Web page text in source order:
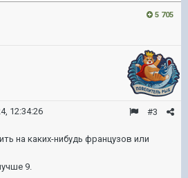
5 705
#3
12:34:26
на каких-нибудь французов или
9.